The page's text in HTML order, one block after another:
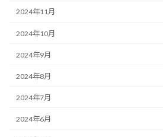
2024年11月
2024年10月
2024年9月
2024年8月
2024年7月
2024年6月